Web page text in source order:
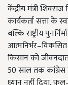
केंद्रीय मंत्री
कार्यकर्ता सत्ता के
बल्कि राष्ट्रीय
किसान को
50 साल तक